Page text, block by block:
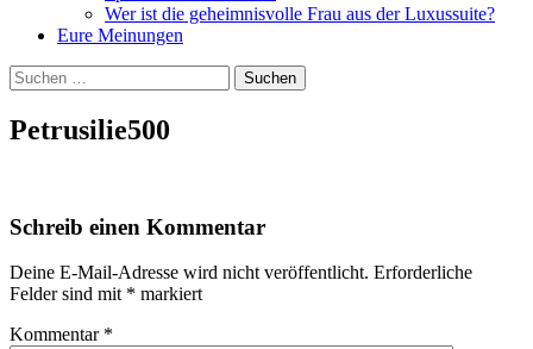
Wer ist die geheimnisvolle Frau aus der Luxussuite?
Eure Meinungen
Suchen
nach:
Petrusilie500
Schreib einen Kommentar
Deine E-Mail-Adresse wird nicht veröffentlicht. Erforderliche
Felder sind mit * markiert
Kommentar *